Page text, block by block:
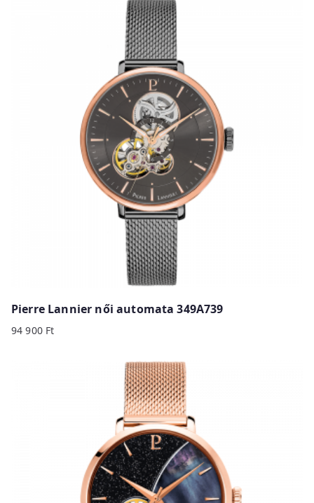
Pierre Lannier női automata 349A739
94 900 Ft